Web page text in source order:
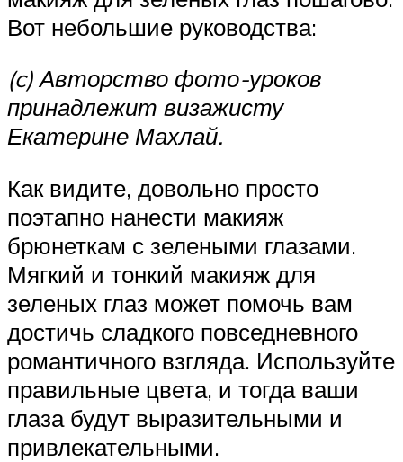
Вот небольшие руководства:
(c) Авторство фото-уроков
принадлежит визажисту
Екатерине Махлай.
Как видите, довольно просто
поэтапно нанести макияж
брюнеткам с зелеными глазами.
Мягкий и тонкий макияж для
зеленых глаз может помочь вам
достичь сладкого повседневного
романтичного взгляда. Используйте
правильные цвета, и тогда ваши
глаза будут выразительными и
привлекательными.